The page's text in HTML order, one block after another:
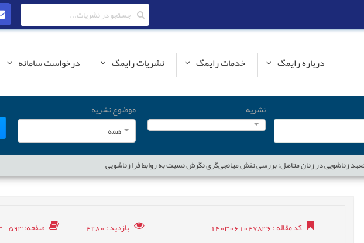
درباره رایمگ خدمات رایمگ نشریات رایمگ درخواست سامانه
نشریه
موضوع نشریه
همه
زناشویی در زنان متاهل: بررسی نقش میانجی‌گری نگرش نسبت به روابط فرا زناشویی
کد مقاله: 1403061047836 بازدید: 4280 صفحه: 593 - 603